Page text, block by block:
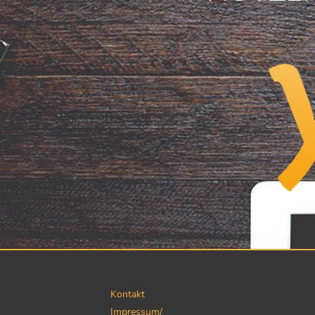
Kontakt
Impressum/